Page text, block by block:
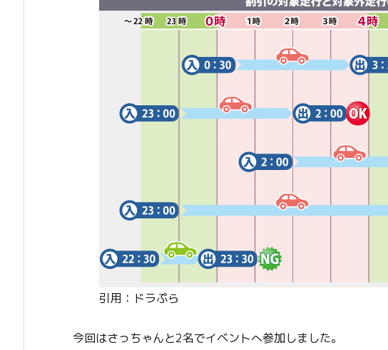
引用：ドラぷら
今回はさっちゃんと2名でイベントへ参加しました。